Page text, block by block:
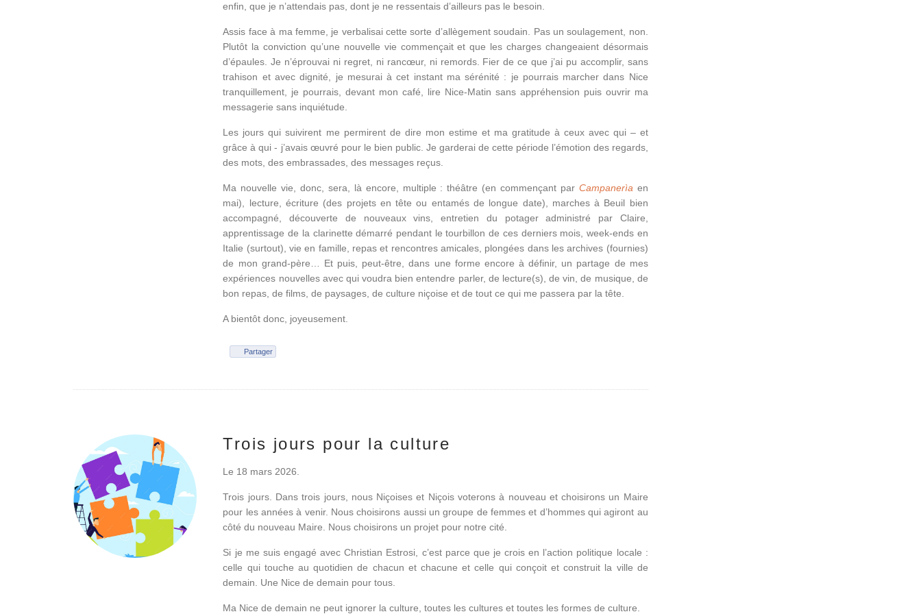
enfin, que je n’attendais pas, dont je ne ressentais d’ailleurs pas le besoin.
Assis face à ma femme, je verbalisai cette sorte d’allègement soudain. Pas un soulagement, non.
Plutôt la conviction qu’une nouvelle vie commençait et que les charges changeaient désormais
d’épaules. Je n’éprouvai ni regret, ni rancœur, ni remords. Fier de ce que j’ai pu accomplir, sans
trahison et avec dignité, je mesurai à cet instant ma sérénité : je pourrais marcher dans Nice
tranquillement, je pourrais, devant mon café, lire Nice-Matin sans appréhension puis ouvrir ma
messagerie sans inquiétude.
Les jours qui suivirent me permirent de dire mon estime et ma gratitude à ceux avec qui – et
grâce à qui - j’avais œuvré pour le bien public. Je garderai de cette période l’émotion des regards,
des mots, des embrassades, des messages reçus.
Ma nouvelle vie, donc, sera, là encore, multiple : théâtre (en commençant par Campanerìa en
mai), lecture, écriture (des projets en tête ou entamés de longue date), marches à Beuil bien
accompagné, découverte de nouveaux vins, entretien du potager administré par Claire,
apprentissage de la clarinette démarré pendant le tourbillon de ces derniers mois, week-ends en
Italie (surtout), vie en famille, repas et rencontres amicales, plongées dans les archives (fournies)
de mon grand-père… Et puis, peut-être, dans une forme encore à définir, un partage de mes
expériences nouvelles avec qui voudra bien entendre parler, de lecture(s), de vin, de musique, de
bon repas, de films, de paysages, de culture niçoise et de tout ce qui me passera par la tête.
A bientôt donc, joyeusement.
Partager
Trois jours pour la culture
Le 18 mars 2026.
Trois jours. Dans trois jours, nous Niçoises et Niçois voterons à nouveau et choisirons un Maire
pour les années à venir. Nous choisirons aussi un groupe de femmes et d’hommes qui agiront au
côté du nouveau Maire. Nous choisirons un projet pour notre cité.
Si je me suis engagé avec Christian Estrosi, c’est parce que je crois en l’action politique locale :
celle qui touche au quotidien de chacun et chacune et celle qui conçoit et construit la ville de
demain. Une Nice de demain pour tous.
Ma Nice de demain ne peut ignorer la culture, toutes les cultures et toutes les formes de culture.